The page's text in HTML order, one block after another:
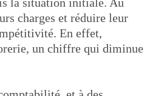
charges et réduire leur
En effet,
un chiffre qui diminue